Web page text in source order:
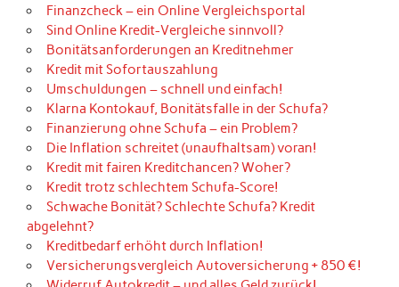
Finanzcheck – ein Online Vergleichsportal
Sind Online Kredit-Vergleiche sinnvoll?
Bonitätsanforderungen an Kreditnehmer
Kredit mit Sofortauszahlung
Umschuldungen – schnell und einfach!
Klarna Kontokauf, Bonitätsfalle in der Schufa?
Finanzierung ohne Schufa – ein Problem?
Die Inflation schreitet (unaufhaltsam) voran!
Kredit mit fairen Kreditchancen? Woher?
Kredit trotz schlechtem Schufa-Score!
Schwache Bonität? Schlechte Schufa? Kredit
abgelehnt?
Kreditbedarf erhöht durch Inflation!
Versicherungsvergleich Autoversicherung + 850 €!